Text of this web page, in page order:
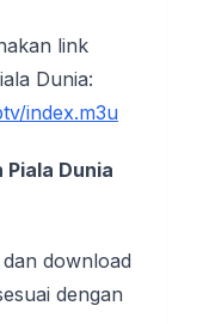
link
Dunia:
index.m3u
Dunia
download
dengan